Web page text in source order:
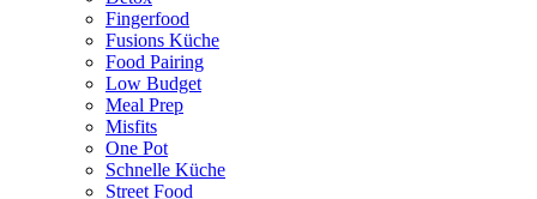
Fingerfood
Fusions Küche
Food Pairing
Low Budget
Meal Prep
Misfits
One Pot
Schnelle Küche
Street Food